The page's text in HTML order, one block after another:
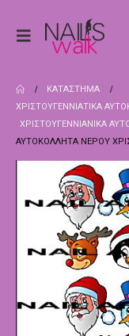
ΚΑΤΆΣΤΗΜΑ
ΧΡΙΣΤΟΥΓΕΝΝΙΆΤΙΚΑ
ΧΡΙΣΤΟΥΓΕΝΝΙΑΝΙΚΑ
ΑΥΤΟΚΌΛΛΗΤΑ ΝΕΡΟΎ